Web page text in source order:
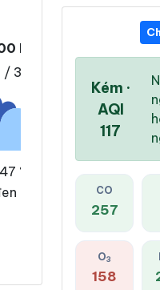
PM
/ 39 °
47 %
u ám
07:00 PM
37 °
Mây đen u
Kém ·
AQI
117
CO
257
O3
158